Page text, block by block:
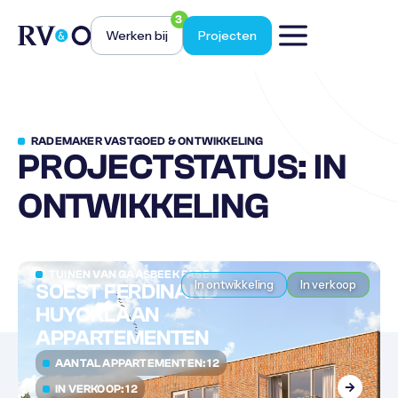
Werken bij
3
Projecten
RADEMAKER VASTGOED & ONTWIKKELING
PROJECTSTATUS: IN
ONTWIKKELING
In ontwikkeling In verkoop
TUINEN VAN GAASBEEK FASE 2
SOEST FERDINAND
HUYCKLAAN
APPARTEMENTEN
AANTAL APPARTEMENTEN: 12
IN VERKOOP: 12